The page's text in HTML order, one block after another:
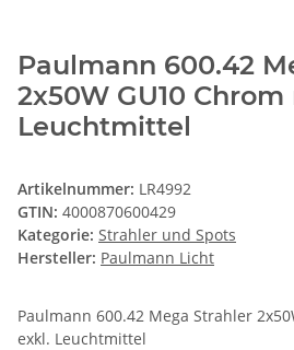
Paulmann 600.42
2x50W GU10
Leuchtmittel
Artikelnummer: LR4992
GTIN: 4000870600429
Kategorie: Strahler und Spots
Hersteller: Paulmann Licht
Paulmann 600.42 Mega Strahler
exkl. Leuchtmittel